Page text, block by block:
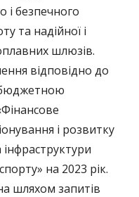
і безпечного
та надійної і
шлюзів.
відповідно до
бюджетною
і розвитку
на 2023 рік.
шляхом запитів